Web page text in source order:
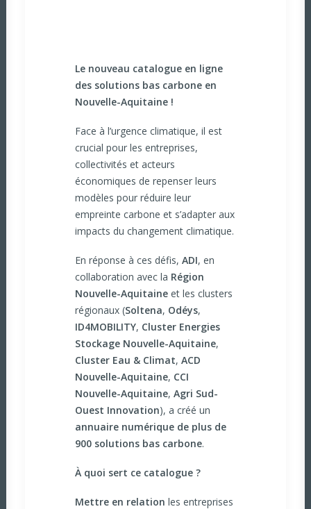
Le nouveau catalogue en ligne
des solutions bas carbone en
Nouvelle-Aquitaine !
Face à l’urgence climatique, il est
crucial pour les entreprises,
collectivités et acteurs
économiques de repenser leurs
modèles pour réduire leur
empreinte carbone et s’adapter aux
impacts du changement climatique.
En réponse à ces défis, ADI, en
collaboration avec la Région
Nouvelle-Aquitaine et les clusters
régionaux (Soltena, Odéys,
ID4MOBILITY, Cluster Energies
Stockage Nouvelle-Aquitaine,
Cluster Eau & Climat, ACD
Nouvelle-Aquitaine, CCI
Nouvelle-Aquitaine, Agri Sud-
Ouest Innovation), a créé un
annuaire numérique de plus de
900 solutions bas carbone.
À quoi sert ce catalogue ?
Mettre en relation les entreprises